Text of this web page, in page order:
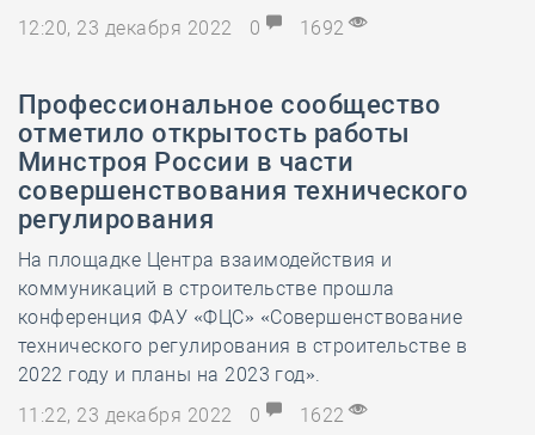
12:20, 23 декабря 2022
0 1692
Профессиональное сообщество
отметило открытость работы
Минстроя России в части
совершенствования технического
регулирования
На площадке Центра взаимодействия и
коммуникаций в строительстве прошла
конференция ФАУ «ФЦС» «Совершенствование
технического регулирования в строительстве в
2022 году и планы на 2023 год».
11:22, 23 декабря 2022
0 1622